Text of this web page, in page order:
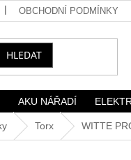
OBCHODNÍ PODMÍNKY
HLEDAT
AKU NÁŘADÍ
Torx WITTE